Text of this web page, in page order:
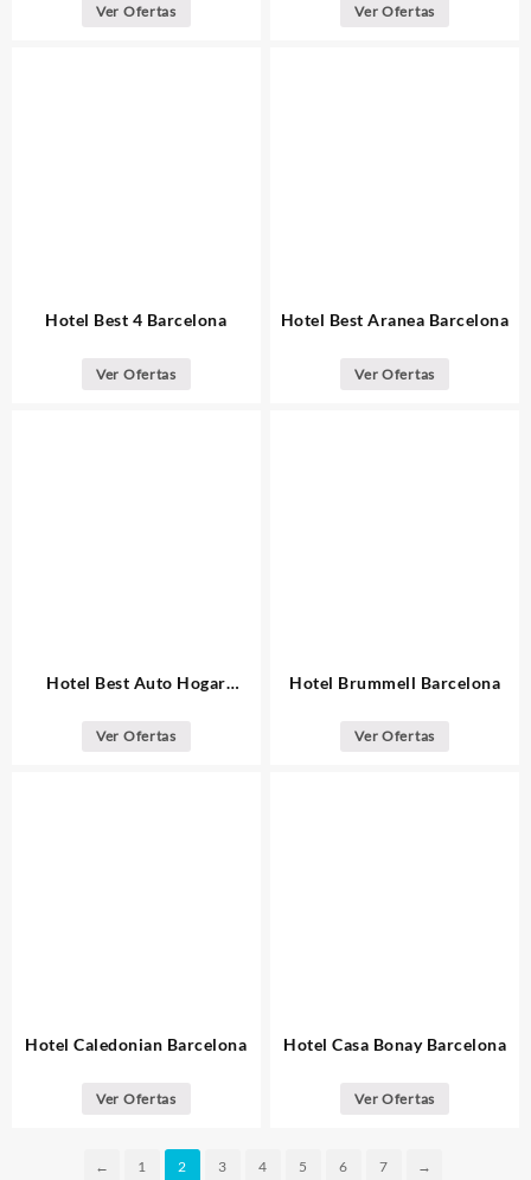
Ver Ofertas Ver Ofertas
Hotel Best 4 Barcelona
Ver Ofertas
Hotel Best Aranea Barcelona
Ver Ofertas
Hotel Best Auto Hogar
Ver Ofertas
Hotel Brummell Barcelona
Ver Ofertas
Hotel Caledonian Barcelona
Ver Ofertas
Hotel Casa Bonay Barcelona
Ver Ofertas
← 1 2 3 4 5 6 7 →